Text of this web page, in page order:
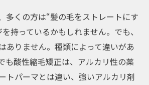
多くの方は“髪の毛をストレートにす
持っているかもしれません。でも、
ありません。種類によって違いがあ
も酸性縮毛矯正は、アルカリ性の薬
トパーマとは違い、強いアルカリ剤